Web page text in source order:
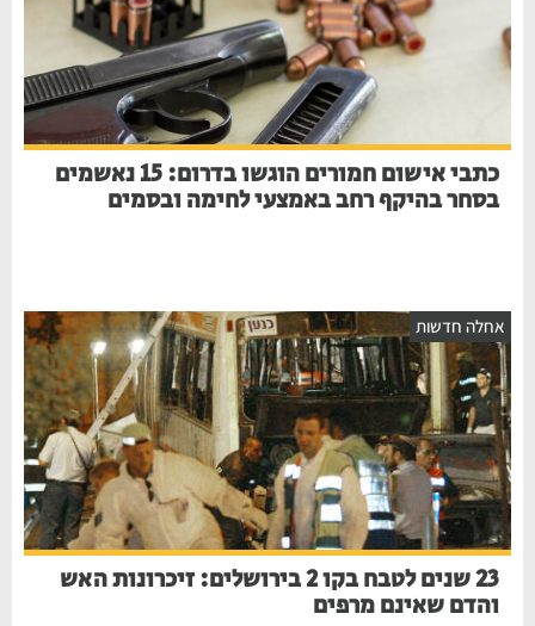
כתבי אישום חמורים הוגשו בדרום: 15 נאשמים
בסחר בהיקף רחב באמצעי לחימה ובסמים
אחלה חדשות
23 שנים לטבח בקו 2 בירושלים: זיכרונות האש
והדם שאינם מרפים